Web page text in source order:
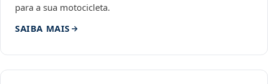
para a sua motocicleta.
SAIBA MAIS